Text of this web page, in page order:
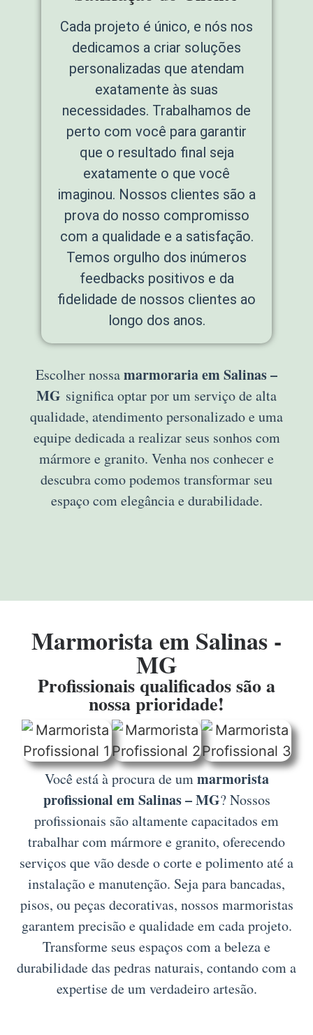
Cada projeto é único, e nós nos
dedicamos a criar soluções
personalizadas que atendam
exatamente às suas
necessidades. Trabalhamos de
perto com você para garantir
que o resultado final seja
exatamente o que você
imaginou. Nossos clientes são a
prova do nosso compromisso
com a qualidade e a satisfação.
Temos orgulho dos inúmeros
feedbacks positivos e da
fidelidade de nossos clientes ao
longo dos anos.
Escolher nossamarmoraria em Salinas –
MG significa optar por um serviço de alta
qualidade, atendimento personalizado e uma
equipe dedicada a realizar seus sonhos com
mármore e granito. Venha nos conhecer e
descubra como podemos transformar seu
espaço com elegância e durabilidade.
Marmorista em Salinas -
MG
Profissionais qualificados são a
nossa prioridade!
Você está à procura de ummarmorista
profissional em Salinas – MG? Nossos
profissionais são altamente capacitados em
trabalhar com mármore e granito, oferecendo
serviços que vão desde o corte e polimento até a
instalação e manutenção. Seja para bancadas,
pisos, ou peças decorativas, nossos marmoristas
garantem precisão e qualidade em cada projeto.
Transforme seus espaços com a beleza e
durabilidade das pedras naturais, contando com a
expertise de um verdadeiro artesão.